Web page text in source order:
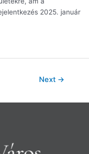
2025. január
Next →